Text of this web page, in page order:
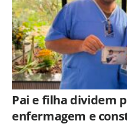
Pai e filha dividem
enfermagem e